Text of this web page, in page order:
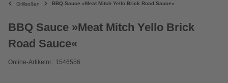
Grillsoßen BBQ Sauce »Meat Mitch Yello Brick Road Sauce«
BBQ Sauce »Meat Mitch Yello Brick
Road Sauce«
Online-Artikelnr.: 1546556